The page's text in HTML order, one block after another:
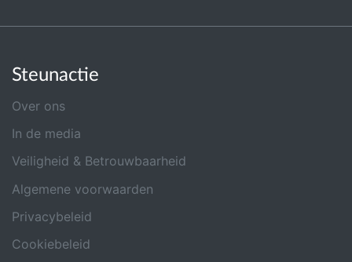
Steunactie
Over ons
In de media
Veiligheid & Betrouwbaarheid
Algemene voorwaarden
Privacybeleid
Cookiebeleid